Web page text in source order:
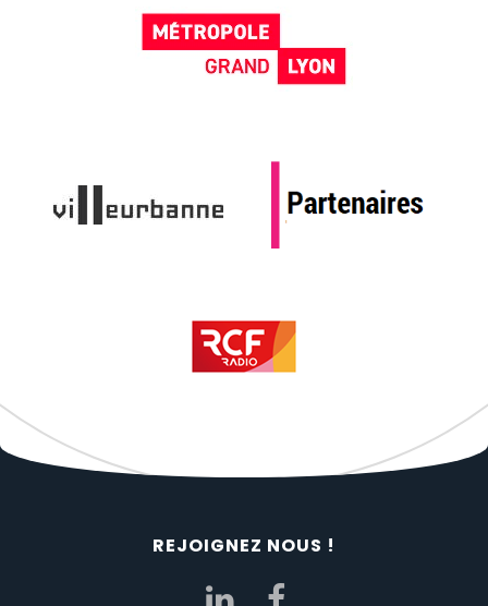
REJOIGNEZ NOUS !